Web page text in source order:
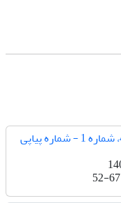
دوره 4، شماره 1 - شماره پیاپی
52-67